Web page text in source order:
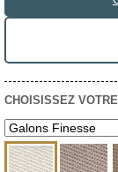
CHOISISSEZ